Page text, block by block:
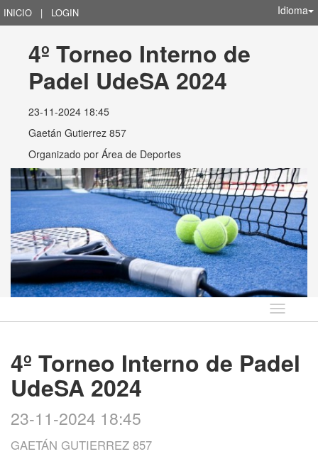
INICIO | LOGIN Idioma
4º Torneo Interno de
Padel UdeSA 2024
23-11-2024 18:45
Gaetán Gutierrez 857
Organizado por Área de Deportes
Idioma
4º Torneo Interno de Padel
UdeSA 2024
23-11-2024 18:45
GAETÁN GUTIERREZ 857